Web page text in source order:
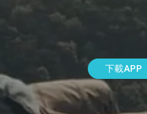
下載APP